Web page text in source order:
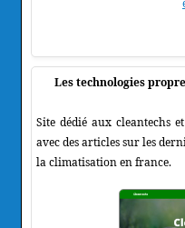
Les technologies
Site dédié aux cleantechs
avec des articles sur les
la climatisation en france.